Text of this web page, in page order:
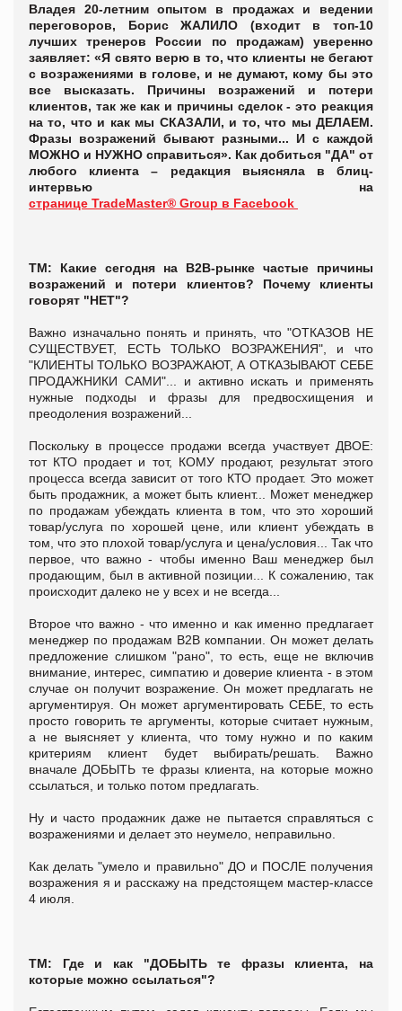
Владея 20-летним опытом в продажах и ведении
переговоров, Борис ЖАЛИЛО (входит в топ-10
лучших тренеров России по продажам) уверенно
заявляет: «Я свято верю в то, что клиенты не бегают
с возражениями в голове, и не думают, кому бы это
все высказать. Причины возражений и потери
клиентов, так же как и причины сделок - это реакция
на то, что и как мы СКАЗАЛИ, и то, что мы ДЕЛАЕМ.
Фразы возражений бывают разными... И с каждой
МОЖНО и НУЖНО справиться». Как добиться "ДА" от
любого клиента – редакция выясняла в блиц-
интервью на
странице TradeMaster® Group в Facebook
ТМ: Какие сегодня на B2B-рынке частые причины
возражений и потери клиентов? Почему клиенты
говорят "НЕТ"?
Важно изначально понять и принять, что "ОТКАЗОВ НЕ
СУЩЕСТВУЕТ, ЕСТЬ ТОЛЬКО ВОЗРАЖЕНИЯ", и что
"КЛИЕНТЫ ТОЛЬКО ВОЗРАЖАЮТ, А ОТКАЗЫВАЮТ СЕБЕ
ПРОДАЖНИКИ САМИ"... и активно искать и применять
нужные подходы и фразы для предвосхищения и
преодоления возражений...
Поскольку в процессе продажи всегда участвует ДВОЕ:
тот КТО продает и тот, КОМУ продают, результат этого
процесса всегда зависит от того КТО продает. Это может
быть продажник, а может быть клиент... Может менеджер
по продажам убеждать клиента в том, что это хороший
товар/услуга по хорошей цене, или клиент убеждать в
том, что это плохой товар/услуга и цена/условия... Так что
первое, что важно - чтобы именно Ваш менеджер был
продающим, был в активной позиции... К сожалению, так
происходит далеко не у всех и не всегда...
Второе что важно - что именно и как именно предлагает
менеджер по продажам B2B компании. Он может делать
предложение слишком "рано", то есть, еще не включив
внимание, интерес, симпатию и доверие клиента - в этом
случае он получит возражение. Он может предлагать не
аргументируя. Он может аргументировать СЕБЕ, то есть
просто говорить те аргументы, которые считает нужным,
а не выясняет у клиента, что тому нужно и по каким
критериям клиент будет выбирать/решать. Важно
вначале ДОБЫТЬ те фразы клиента, на которые можно
ссылаться, и только потом предлагать.
Ну и часто продажник даже не пытается справляться с
возражениями и делает это неумело, неправильно.
Как делать "умело и правильно" ДО и ПОСЛЕ получения
возражения я и расскажу на предстоящем мастер-классе
4 июля.
ТМ: Где и как "ДОБЫТЬ те фразы клиента, на
которые можно ссылаться"?